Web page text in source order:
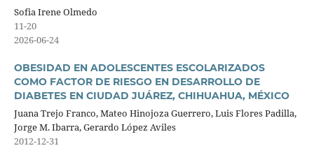
Sofia Irene Olmedo
11-20
2026-06-24
OBESIDAD EN ADOLESCENTES ESCOLARIZADOS
COMO FACTOR DE RIESGO EN DESARROLLO DE
DIABETES EN CIUDAD JUÁREZ, CHIHUAHUA, MÉXICO
Juana Trejo Franco, Mateo Hinojoza Guerrero, Luis Flores Padilla,
Jorge M. Ibarra, Gerardo López Aviles
2012-12-31